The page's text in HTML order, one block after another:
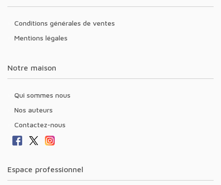
Conditions générales de ventes
Mentions légales
Notre maison
Qui sommes nous
Nos auteurs
Contactez-nous
Espace professionnel